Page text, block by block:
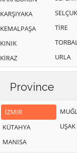
KARŞIYAKA
KEMALPAŞA
KINIK
KİRAZ
SELÇUK
TİRE
URLA
Province
İZMIR
KÜTAHYA
MANISA
UŞAK